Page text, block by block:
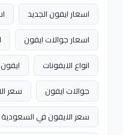
اسعار ايفون الجديد
اسعار جوالات ايفون
انواع الايفونات
جوالات ايفون
سعر
سعر الايفون في السعودية